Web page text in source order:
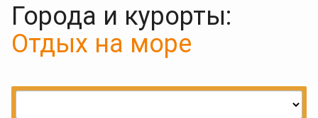
Города и курорты:
Отдых на море